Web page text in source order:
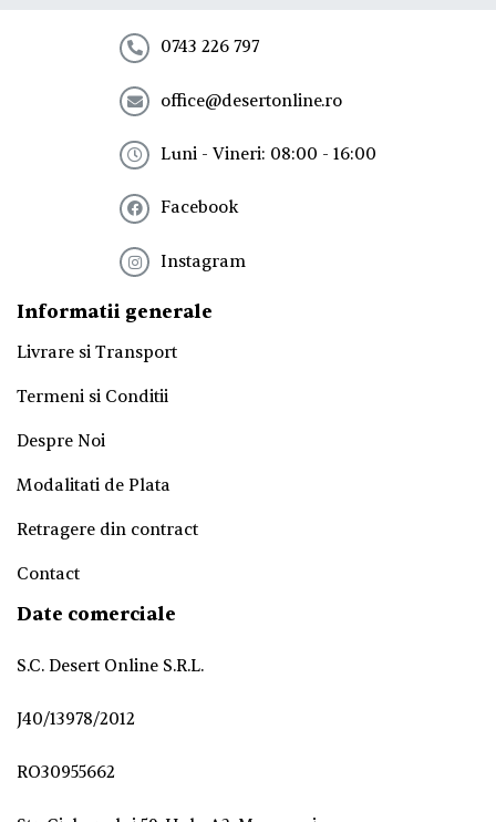
0743 226 797
office@desertonline.ro
Luni - Vineri: 08:00 - 16:00
Facebook
Instagram
Informatii generale
Livrare si Transport
Termeni si Conditii
Despre Noi
Modalitati de Plata
Retragere din contract
Contact
Date comerciale
S.C. Desert Online S.R.L.
J40/13978/2012
RO30955662